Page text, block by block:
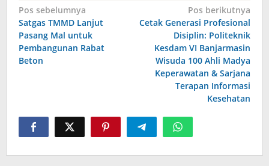
Navigasi
pos
Pos sebelumnya
Satgas TMMD Lanjut
Pasang Mal untuk
Pembangunan Rabat
Beton
Pos berikutnya
Cetak Generasi Profesional
Disiplin: Politeknik
Kesdam VI Banjarmasin
Wisuda 100 Ahli Madya
Keperawatan & Sarjana
Terapan Informasi
Kesehatan